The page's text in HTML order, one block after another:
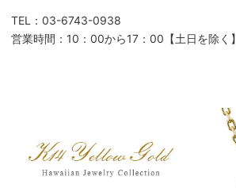
TEL：03-6743-0938
営業時間：10：00から17：00【土日を除く】